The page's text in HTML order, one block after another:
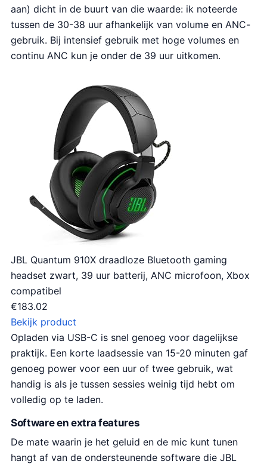
aan) dicht in de buurt van die waarde: ik noteerde
tussen de 30-38 uur afhankelijk van volume en ANC-
gebruik. Bij intensief gebruik met hoge volumes en
continu ANC kun je onder de 39 uur uitkomen.
JBL Quantum 910X draadloze Bluetooth gaming
headset zwart, 39 uur batterij, ANC microfoon, Xbox
compatibel
€183.02
Bekijk product
Opladen via USB-C is snel genoeg voor dagelijkse
praktijk. Een korte laadsessie van 15-20 minuten gaf
genoeg power voor een uur of twee gebruik, wat
handig is als je tussen sessies weinig tijd hebt om
volledig op te laden.
Software en extra features
De mate waarin je het geluid en de mic kunt tunen
hangt af van de ondersteunende software die JBL